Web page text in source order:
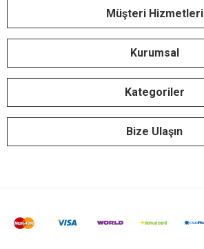
Müşteri Hizmetleri
Kurumsal
Kategoriler
Bize Ulaşın